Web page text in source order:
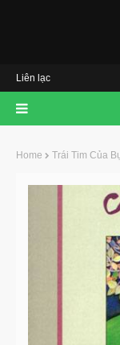
Liên lạc
Home Trái Tim Của